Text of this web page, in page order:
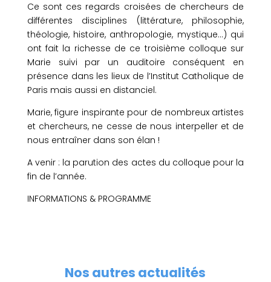
Ce sont ces regards croisées de chercheurs de
différentes disciplines (littérature, philosophie,
théologie, histoire, anthropologie, mystique…) qui
ont fait la richesse de ce troisième colloque sur
Marie suivi par un auditoire conséquent en
présence dans les lieux de l’Institut Catholique de
Paris mais aussi en distanciel.
Marie, figure inspirante pour de nombreux artistes
et chercheurs, ne cesse de nous interpeller et de
nous entraîner dans son élan !
A venir : la parution des actes du colloque pour la
fin de l’année.
INFORMATIONS & PROGRAMME
Nos autres actualités